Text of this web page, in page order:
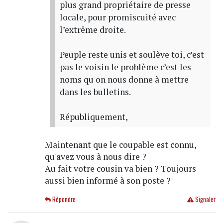
plus grand propriétaire de presse
locale, pour promiscuité avec
l’extrême droite.
Peuple reste unis et soulève toi, c’est
pas le voisin le problème c’est les
noms qu on nous donne à mettre
dans les bulletins.
Républiquement,
Maintenant que le coupable est connu,
qu'avez vous à nous dire ?
Au fait votre cousin va bien ? Toujours
aussi bien informé à son poste ?
Signaler
Répondre